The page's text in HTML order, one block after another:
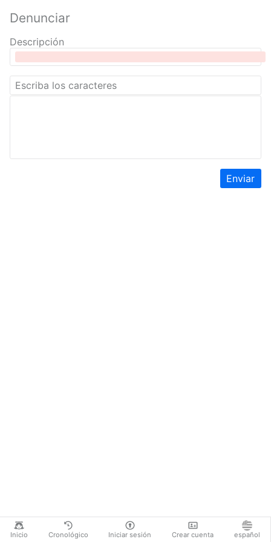
Inicio Cronológico Iniciar sesión Crear cuenta español
Denunciar
Descripción
Enviar